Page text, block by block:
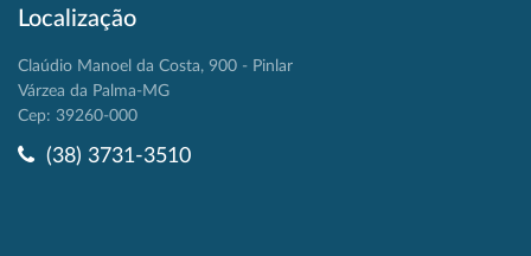
Localização
Claúdio Manoel da Costa, 900 - Pinlar
Várzea da Palma-MG
Cep: 39260-000
(38) 3731-3510